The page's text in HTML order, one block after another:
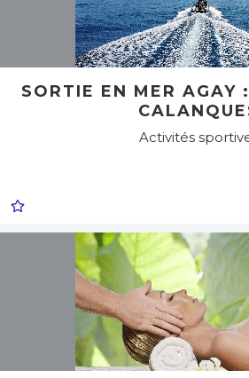
SORTIE EN MER AGAY
Activités